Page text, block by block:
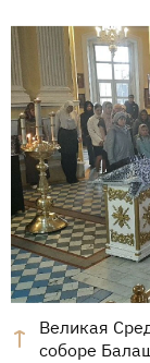
Великая
соборе